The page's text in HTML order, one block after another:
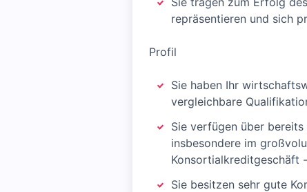
repräsentieren und sich
Profil
Sie haben Ihr
vergleichbare
Sie verfügen über
insbesondere im
Konsortialkreditgeschäft
Sie besitzen sehr gute